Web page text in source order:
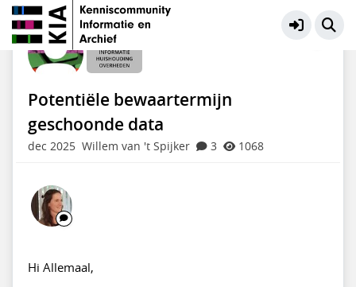
Informatiehuishouding Overheden
Potentiële bewaartermijn
geschoonde data
dec 2025 Willem van 't Spijker 3 1068
Hi Allemaal,